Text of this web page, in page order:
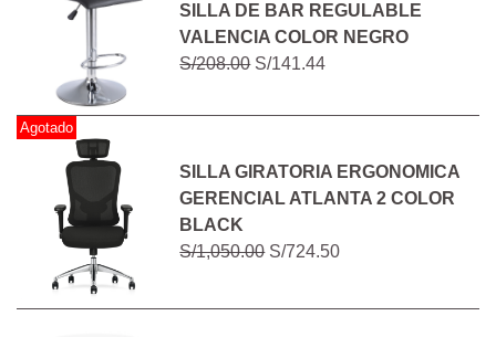
SILLA DE BAR REGULABLE
VALENCIA COLOR NEGRO
S/208.00S/141.44
Agotado
SILLA GIRATORIA ERGONOMICA
GERENCIAL ATLANTA 2 COLOR
BLACK
S/1,050.00S/724.50